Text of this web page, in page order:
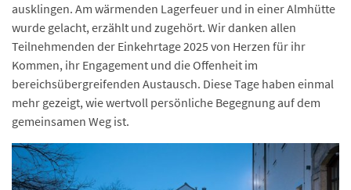
ausklingen. Am wärmenden Lagerfeuer und in einer Almhütte
wurde gelacht, erzählt und zugehört. Wir danken allen
Teilnehmenden der Einkehrtage 2025 von Herzen für ihr
Kommen, ihr Engagement und die Offenheit im
bereichsübergreifenden Austausch. Diese Tage haben einmal
mehr gezeigt, wie wertvoll persönliche Begegnung auf dem
gemeinsamen Weg ist.